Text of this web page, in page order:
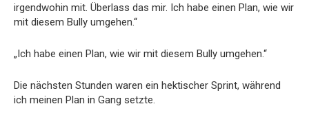
irgendwohin mit. Überlass das mir. Ich habe einen Plan, wie wir
mit diesem Bully umgehen.“
„Ich habe einen Plan, wie wir mit diesem Bully umgehen.“
Die nächsten Stunden waren ein hektischer Sprint, während
ich meinen Plan in Gang setzte.